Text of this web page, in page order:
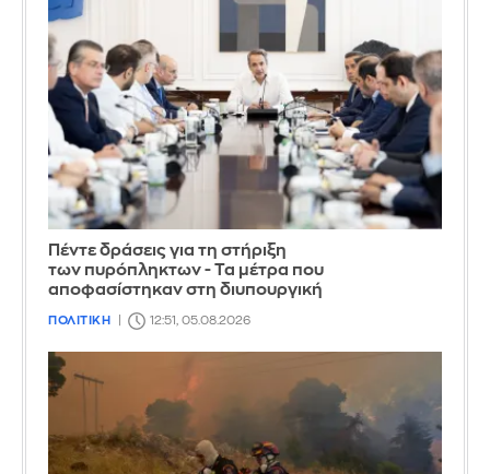
Πέντε δράσεις για τη στήριξη
των πυρόπληκτων - Τα μέτρα που
αποφασίστηκαν στη διυπουργική
ΠΟΛΙΤΙΚΗ 12:51, 05.08.2026